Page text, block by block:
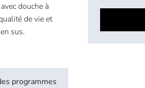
douche à
de vie et
sus.
programmes